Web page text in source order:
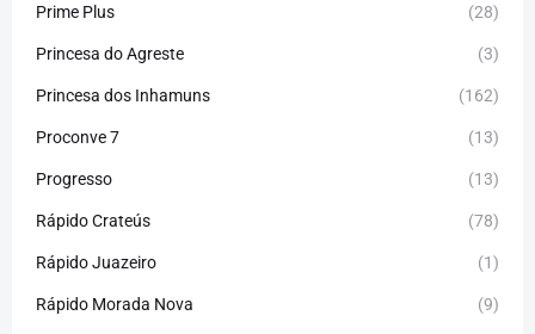
Prime Plus (28)
Princesa do Agreste (3)
Princesa dos Inhamuns (162)
Proconve 7 (13)
Progresso (13)
Rápido Crateús (78)
Rápido Juazeiro (1)
Rápido Morada Nova (9)